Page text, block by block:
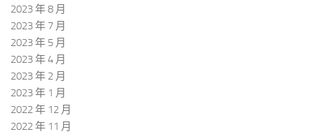
2023 年 8 月
2023 年 7 月
2023 年 5 月
2023 年 4 月
2023 年 2 月
2023 年 1 月
2022 年 12 月
2022 年 11 月